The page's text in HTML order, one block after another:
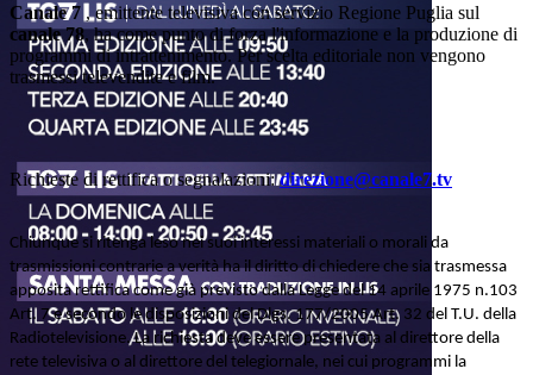
Canale 7 , emittente televisiva con servizio Regione Puglia sul
canale 78, ha come punto di forza l'informazione e la produzione di
programmi di intrattenimento. Per scelta editoriale non vengono
trasmessi televendite e film.
Richieste di rettifica o segnalazioni:direzione@canale7.tv
Chiunque si ritenga leso nei suoi interessi materiali o morali da
trasmissioni contrarie a verità ha il diritto di chiedere che sia trasmessa
apposita rettifica come già previsto dalla Legge del 14 aprile 1975 n.103
Art. 7 e secondo le disposizioni del Dlgs. 177/2005 Art. 32 del T.U. della
Radiotelevisione. La richiesta deve essere presentata al direttore della
rete televisiva o al direttore del telegiornale, nei cui programmi la